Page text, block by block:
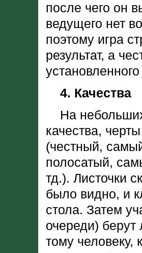
после чего он
ведущего нет
поэтому игра
результат, а
4. Качества
На небольших
качества,
(честный,
полосатый,
тд.). Листочки
было видно, и
стола. Затем
очереди) берут
тому человеку,